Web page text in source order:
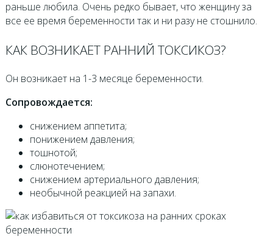
раньше любила. Очень редко бывает, что женщину за
все ее время беременности так и ни разу не стошнило.
КАК ВОЗНИКАЕТ РАННИЙ ТОКСИКОЗ?
Он возникает на 1-3 месяце беременности.
Сопровождается:
снижением аппетита;
понижением давления;
тошнотой;
слюнотечением;
снижением артериального давления;
необычной реакцией на запахи.